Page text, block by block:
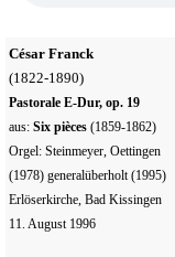
César Franck
(1822-1890)
Pastorale E-Dur, op. 19
aus: Six pièces (1859-1862)
Orgel: Steinmeyer, Oettingen
(1978) generalüberholt (1995)
Erlöserkirche, Bad Kissingen
11. August 1996